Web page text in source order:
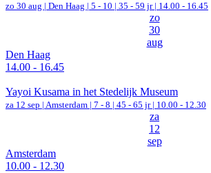
zo 30 aug | Den Haag | 5 - 10 | 35 - 59 jr | 14.00 - 16.45
zo
30
aug
Den Haag
14.00 - 16.45
Yayoi Kusama in het Stedelijk Museum
za 12 sep | Amsterdam | 7 - 8 | 45 - 65 jr | 10.00 - 12.30
za
12
sep
Amsterdam
10.00 - 12.30